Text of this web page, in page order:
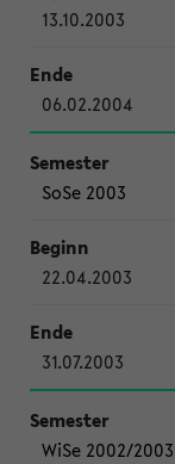
13.10.2003
06.02.2004
SoSe 2003
22.04.2003
31.07.2003
WiSe 2002/2003